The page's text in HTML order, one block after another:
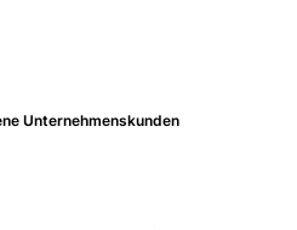
Unternehmenskunden